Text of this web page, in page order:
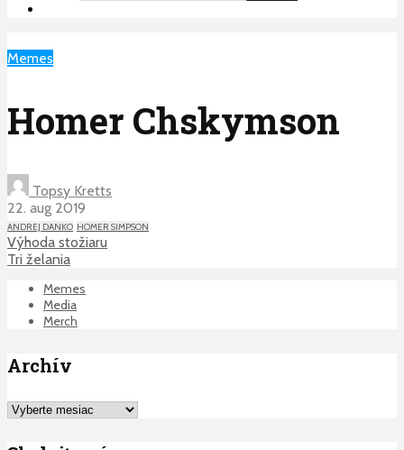
Memes
Homer Chskymson
Topsy Kretts
22. aug 2019
ANDREJ DANKO HOMER SIMPSON
Výhoda stožiaru
Tri želania
Memes
Media
Merch
Archív
Archív